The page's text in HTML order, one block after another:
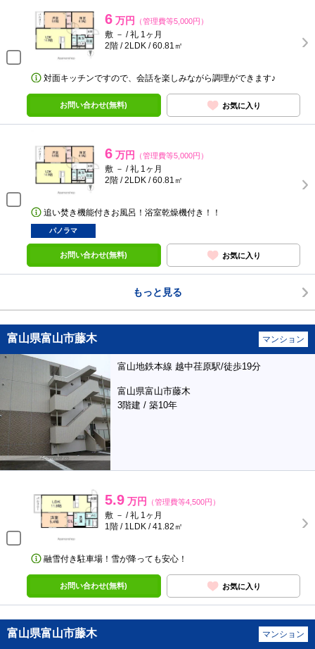
6 万円 （管理費等5,000円）
敷 － / 礼 1ヶ月
2階 / 2LDK / 60.81㎡
対面キッチンですので、会話を楽しみながら調理ができます♪
お問い合わせ(無料) お気に入り
6 万円 （管理費等5,000円）
敷 － / 礼 1ヶ月
2階 / 2LDK / 60.81㎡
追い焚き機能付きお風呂！浴室乾燥機付き！！
パノラマ
お問い合わせ(無料) お気に入り
もっと見る
富山県富山市藤木 マンション
富山地鉄本線 越中荏原駅/徒歩19分
富山県富山市藤木
3階建 / 築10年
5.9 万円 （管理費等4,500円）
敷 － / 礼 1ヶ月
1階 / 1LDK / 41.82㎡
融雪付き駐車場！雪が降っても安心！
お問い合わせ(無料) お気に入り
富山県富山市藤木 マンション